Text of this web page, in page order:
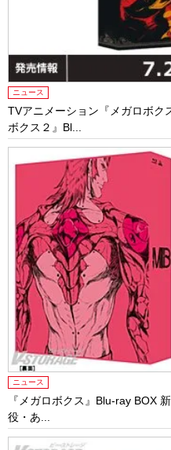
ニュース
TVアニメーション『メガロボク
ボクス２』Bl...
ニュース
『メガロボクス』Blu-ray BOX
役・あ...